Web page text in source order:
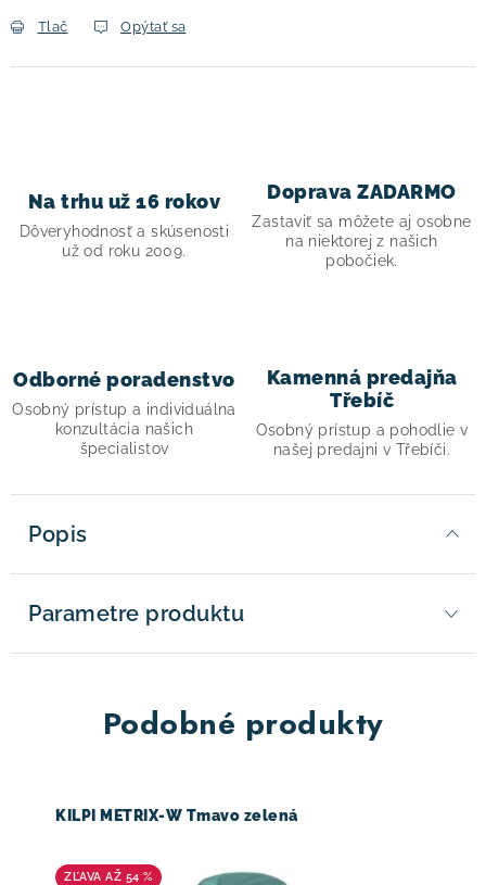
Tlač Opýtať sa
Na trhu už 16 rokov
Dôveryhodnosť a skúsenosti
už od roku 2009.
Doprava ZADARMO
Zastaviť sa môžete aj osobne
na niektorej z našich
pobočiek.
Odborné poradenstvo
Osobný prístup a individuálna
konzultácia našich
špecialistov
Kamenná predajňa
Třebíč
Osobný prístup a pohodlie v
našej predajni v Třebíči.
Popis
Parametre produktu
Podobné produkty
KILPI METRIX-W Tmavo zelená
AŽ 54 %